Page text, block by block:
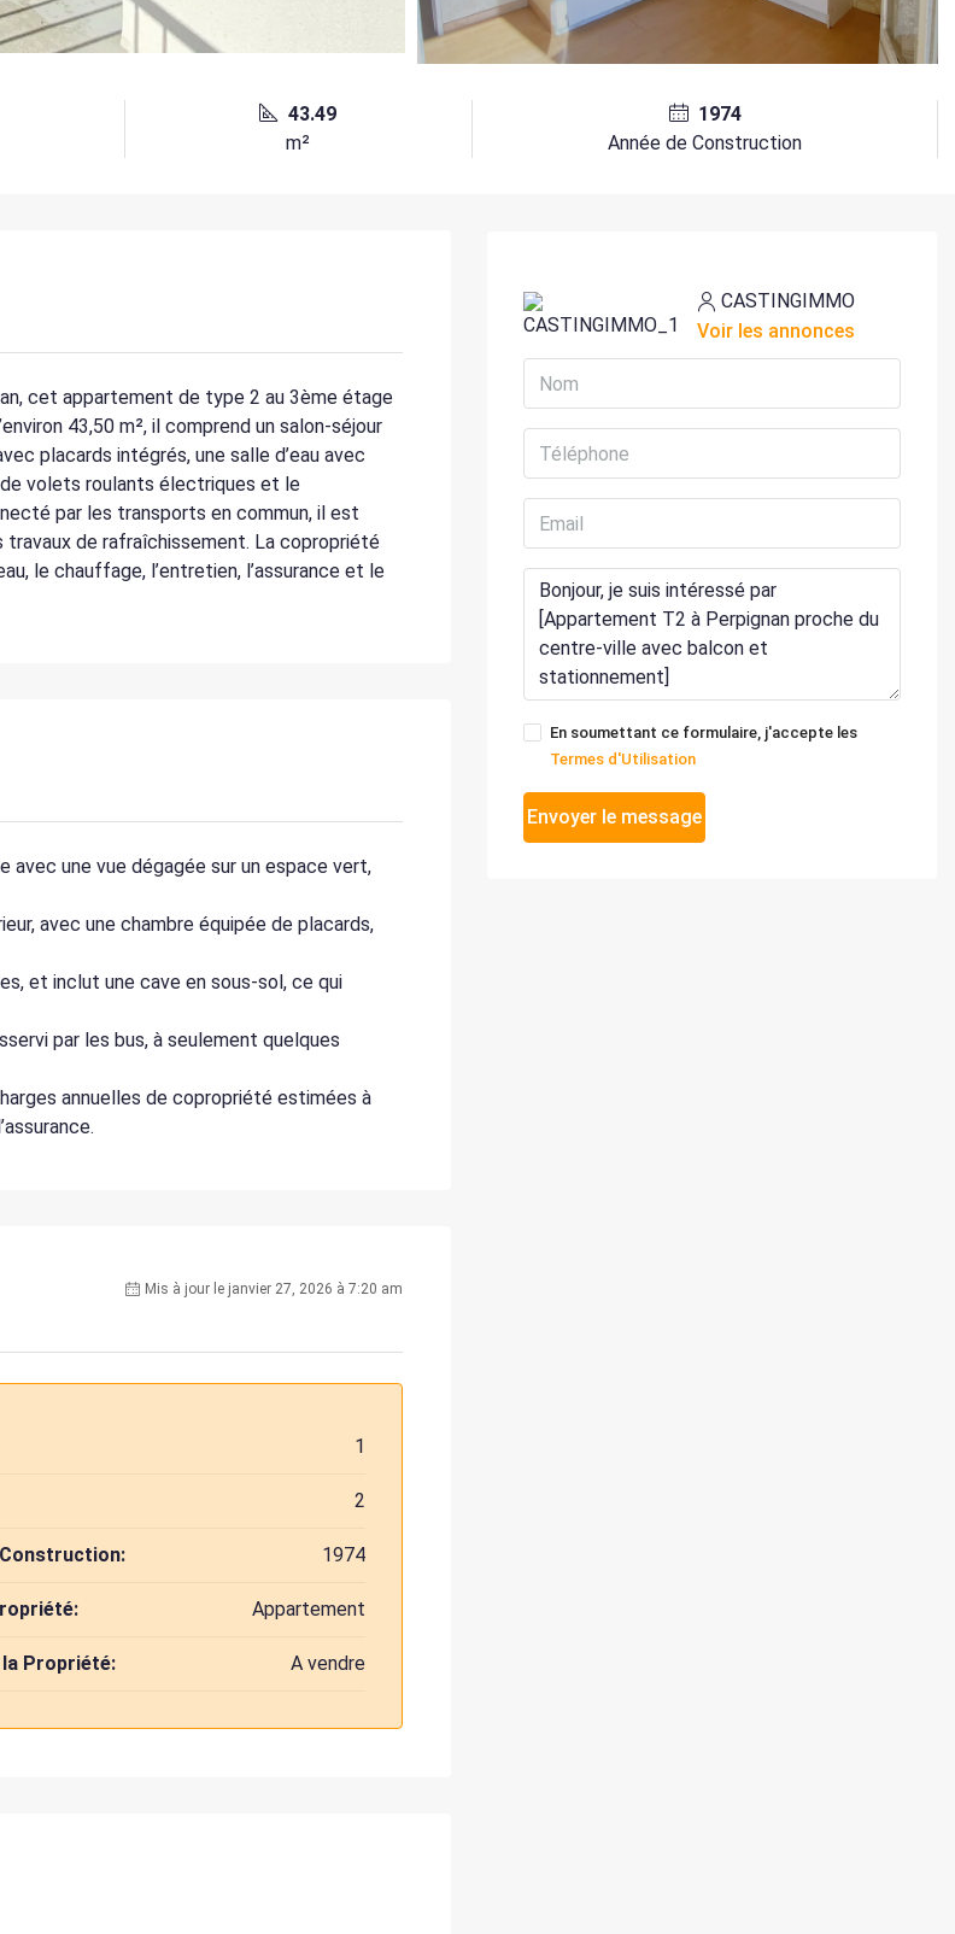
43.49
m²
1974
Année de Construction
cet appartement de type 2 au 3ème étage
43,50 m², il comprend un salon-séjour
placards intégrés, une salle d’eau avec
de volets roulants électriques et le
par les transports en commun, il est
de rafraîchissement. La copropriété
le chauffage, l’entretien, l’assurance et le
une vue dégagée sur un espace vert,
avec une chambre équipée de placards,
et inclut une cave en sous-sol, ce qui
par les bus, à seulement quelques
annuelles de copropriété estimées à
Mis à jour le janvier 27, 2026 à 7:20 am
1
2
1974
Appartement
Propriété: A vendre
CASTINGIMMO
Voir les annonces
En soumettant ce formulaire, j'accepte les
Termes d'Utilisation
Envoyer le message